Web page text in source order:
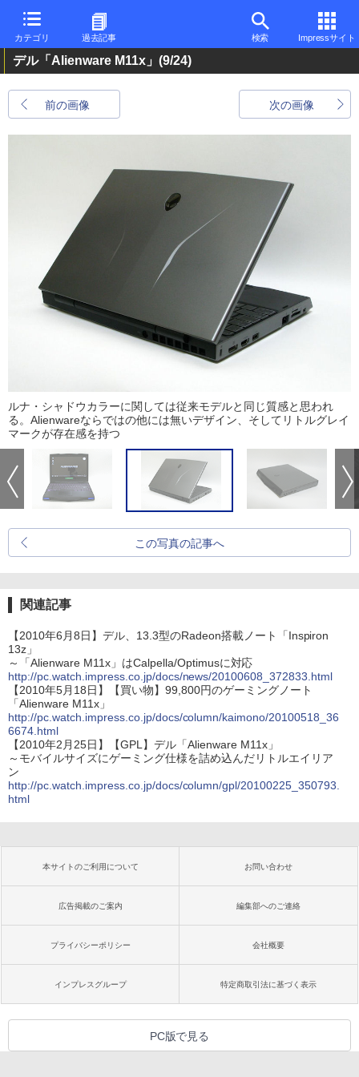
カテゴリ 過去記事 検索 Impressサイト
デル「Alienware M11x」 (9/24)
前の画像 次の画像
ルナ・シャドウカラーに関しては従来モデルと同じ質感と思われ
る。Alienwareならではの他には無いデザイン、そしてリトルグレイ
マークが存在感を持つ
この写真の記事へ
関連記事
【2010年6月8日】デル、13.3型のRadeon搭載ノート「Inspiron
13z」
～「Alienware M11x」はCalpella/Optimusに対応
http://pc.watch.impress.co.jp/docs/news/20100608_372833.html
【2010年5月18日】【買い物】99,800円のゲーミングノート
「Alienware M11x」
http://pc.watch.impress.co.jp/docs/column/kaimono/20100518_36
6674.html
【2010年2月25日】【GPL】デル「Alienware M11x」
～モバイルサイズにゲーミング仕様を詰め込んだリトルエイリア
ン
http://pc.watch.impress.co.jp/docs/column/gpl/20100225_350793.
html
本サイトのご利用について お問い合わせ
広告掲載のご案内 編集部へのご連絡
プライバシーポリシー 会社概要
インプレスグループ 特定商取引法に基づく表示
PC版で見る